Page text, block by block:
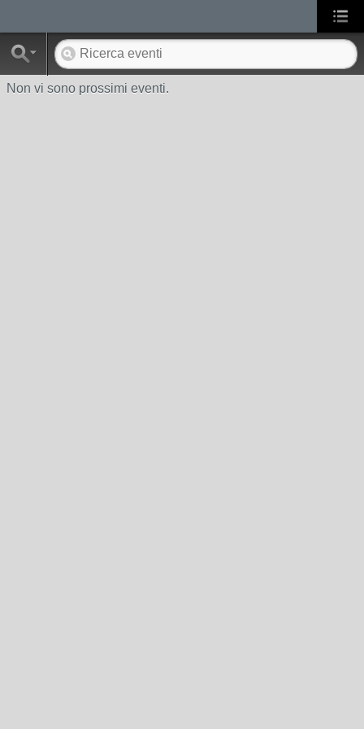
Non vi sono prossimi eventi.